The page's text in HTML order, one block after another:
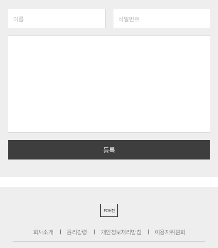
PC버전
회사소개 윤리강령 개인정보처리방침 이용자위원회